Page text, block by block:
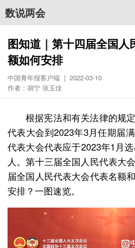
数说两会
图知道｜第十四届全国人
额如何安排
中国青年报客户端 | 2022-03-10
作者：胡宁 张玉佳
根据宪法和有关法律的规
代表大会到2023年3月任期届
代表大会代表应于2023年1月
人。第十三届全国人民代表大
届全国人民代表大会代表名额
安排？一图速览。